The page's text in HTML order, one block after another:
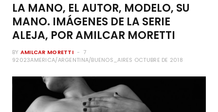
LA MANO, EL AUTOR, MODELO, SU
MANO. IMÁGENES DE LA SERIE
ALEJA, POR AMILCAR MORETTI
BY AMILCAR MORETTI
7
92023AMERICA/ARGENTINA/BUENOS_AIRES OCTUBRE DE 2018